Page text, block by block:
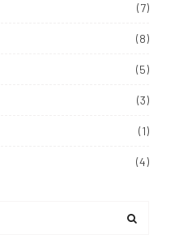
(7)
(8)
(5)
(3)
(1)
(4)